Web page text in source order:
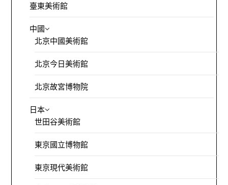
臺東美術館
中國
北京中國美術館
北京今日美術館
北京故宮博物院
日本
世田谷美術館
東京國立博物館
東京現代美術館